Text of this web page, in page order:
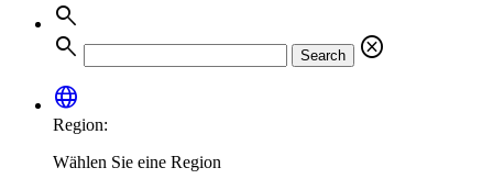
search
search
Search
cancel
language
Region:
Wählen Sie eine Region